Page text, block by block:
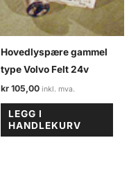
Hovedlyspære gammel
type Volvo Felt 24v
kr 105,00
LEGG I
HANDLEKURV